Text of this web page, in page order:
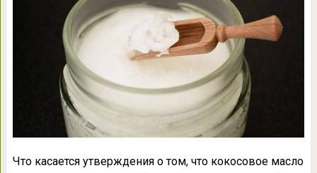
Что касается утверждения о том, что кокосовое масло